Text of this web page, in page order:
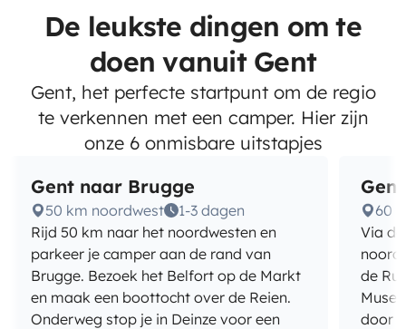
De leukste dingen om te
doen vanuit Gent
Gent, het perfecte startpunt om de regio
te verkennen met een camper. Hier zijn
onze 6 onmisbare uitstapjes
Gent naar Brugge
50 km noordwest
1-3 dagen
Rijd 50 km naar het noordwesten en
parkeer je camper aan de rand van
Brugge. Bezoek het Belfort op de Markt
en maak een boottocht over de Reien.
Onderweg stop je in Deinze voor een
60
Via
de
door